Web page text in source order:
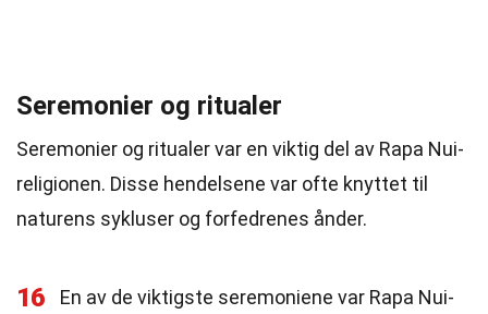
Seremonier og ritualer
Seremonier og ritualer var en viktig del av Rapa Nui-
religionen. Disse hendelsene var ofte knyttet til
naturens sykluser og forfedrenes ånder.
16
En av de viktigste seremoniene var Rapa Nui-